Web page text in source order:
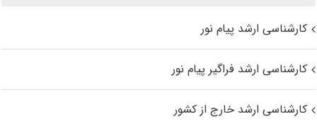
کارشناسی ارشد پیام نور
کارشناسی ارشد فراگیر پیام نور
کارشناسی ارشد خارج از کشور